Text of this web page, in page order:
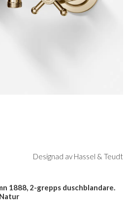
Designad av Hassel & Teudt
1888, 2-grepps duschblandare.